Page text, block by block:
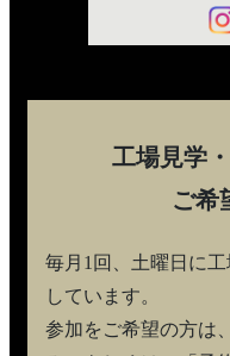
工場見学
ご希
毎月1回、土曜日に
しています。
参加をご希望の方は